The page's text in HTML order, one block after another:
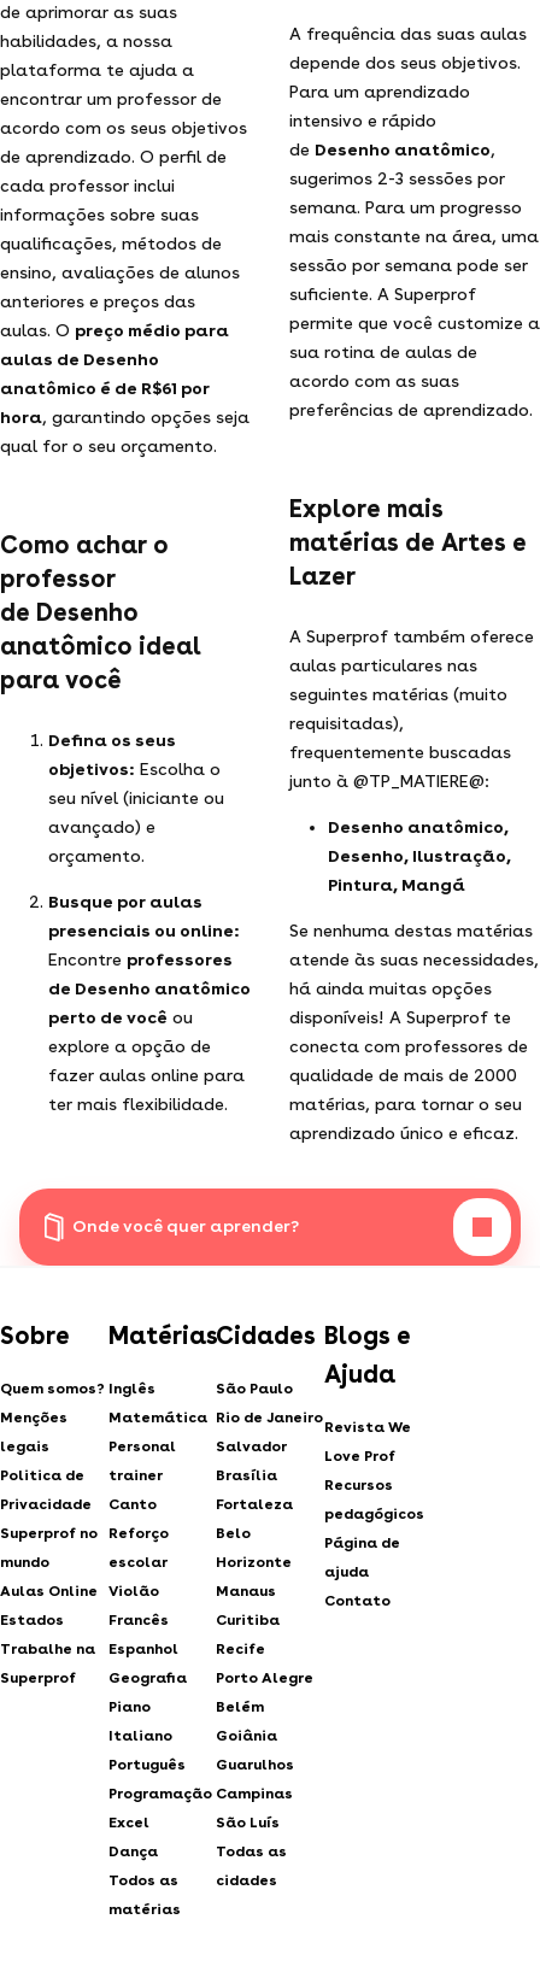
de aprimorar as suas
habilidades, a nossa
plataforma te ajuda a
encontrar um professor de
acordo com os seus objetivos
de aprendizado. O perfil de
cada professor inclui
informações sobre suas
qualificações, métodos de
ensino, avaliações de alunos
anteriores e preços das
aulas. O preço médio para
aulas de Desenho
anatômico é de R$61 por
hora, garantindo opções seja
qual for o seu orçamento.
Como achar o
professor
de Desenho
anatômico ideal
para você
Defina os seus
objetivos: Escolha o
seu nível (iniciante ou
avançado) e
orçamento.
Busque por aulas
presenciais ou online:
Encontre professores
de Desenho anatômico
perto de você ou
explore a opção de
fazer aulas online para
ter mais flexibilidade.
A frequência das suas aulas
depende dos seus objetivos.
Para um aprendizado
intensivo e rápido
de Desenho anatômico,
sugerimos 2-3 sessões por
semana. Para um progresso
mais constante na área, uma
sessão por semana pode ser
suficiente. A Superprof
permite que você customize a
sua rotina de aulas de
acordo com as suas
preferências de aprendizado.
Explore mais
matérias de Artes e
Lazer
A Superprof também oferece
aulas particulares nas
seguintes matérias (muito
requisitadas),
frequentemente buscadas
junto à @TP_MATIERE@:
Desenho anatômico,
Desenho, Ilustração,
Pintura, Mangá
Se nenhuma destas matérias
atende às suas necessidades,
há ainda muitas opções
disponíveis! A Superprof te
conecta com professores de
qualidade de mais de 2000
matérias, para tornar o seu
aprendizado único e eficaz.
Onde você quer aprender?
Sobre
Quem somos?
Menções
legais
Politica de
Privacidade
Superprof no
mundo
Aulas Online
Estados
Trabalhe na
Superprof
Matérias
Inglês
Matemática
Personal
trainer
Canto
Reforço
escolar
Violão
Francês
Espanhol
Geografia
Piano
Italiano
Português
Programação
Excel
Dança
Todos as
matérias
Cidades
São Paulo
Rio de Janeiro
Salvador
Brasília
Fortaleza
Belo
Horizonte
Manaus
Curitiba
Recife
Porto Alegre
Belém
Goiânia
Guarulhos
Campinas
São Luís
Todas as
cidades
Blogs e
Ajuda
Revista We
Love Prof
Recursos
pedagógicos
Página de
ajuda
Contato